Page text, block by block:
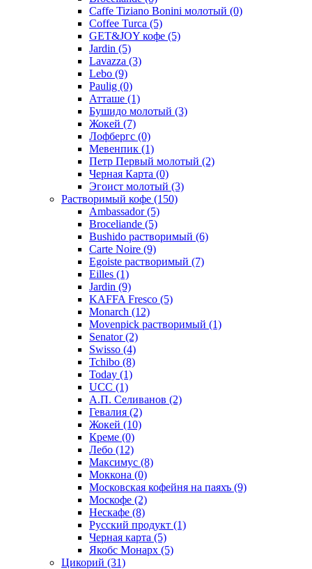
Caffe Tiziano Bonini молотый (0)
Coffee Turca (5)
GET&JOY кофе (5)
Jardin (5)
Lavazza (3)
Lebo (9)
Paulig (0)
Атташе (1)
Бушидо молотый (3)
Жокей (7)
Лофбергс (0)
Мевенпик (1)
Петр Первый молотый (2)
Черная Карта (0)
Эгоист молотый (3)
Растворимый кофе (150)
Ambassador(5)
Broceliande (5)
Bushido растворимый (6)
Carte Noire (9)
Egoiste растворимый (7)
Eilles (1)
Jardin (9)
KAFFA Fresco (5)
Monarch (12)
Movenpick растворимый (1)
Senator(2)
Swisso (4)
Tchibo (8)
Today (1)
UCC (1)
А.П. Селиванов (2)
Гевалия (2)
Жокей (10)
Креме (0)
Лебо (12)
Максимус (8)
Моккона (0)
Московская кофейня на паяхъ (9)
Москофе (2)
Нескафе (8)
Русский продукт (1)
Черная карта (5)
Якобс Монарх (5)
Цикорий (31)